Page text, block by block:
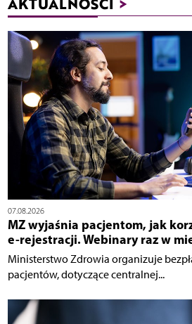
07.08.2026
MZ wyjaśnia pacjentom, jak
e-rejestracji. Webinary raz w
Ministerstwo Zdrowia organizuje
pacjentów, dotyczące centralnej...